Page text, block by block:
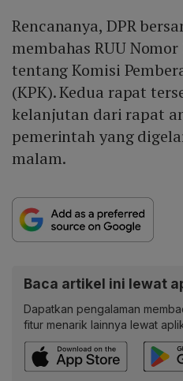
Rencananya, DPR
membahas RUU
tentang Komisi
(KPK). Kedua rapat
kelanjutan dari rapat
pemerintah yang
malam.
Baca artikel ini lewat
Dapatkan pengalaman
fitur menarik lainnya lewat